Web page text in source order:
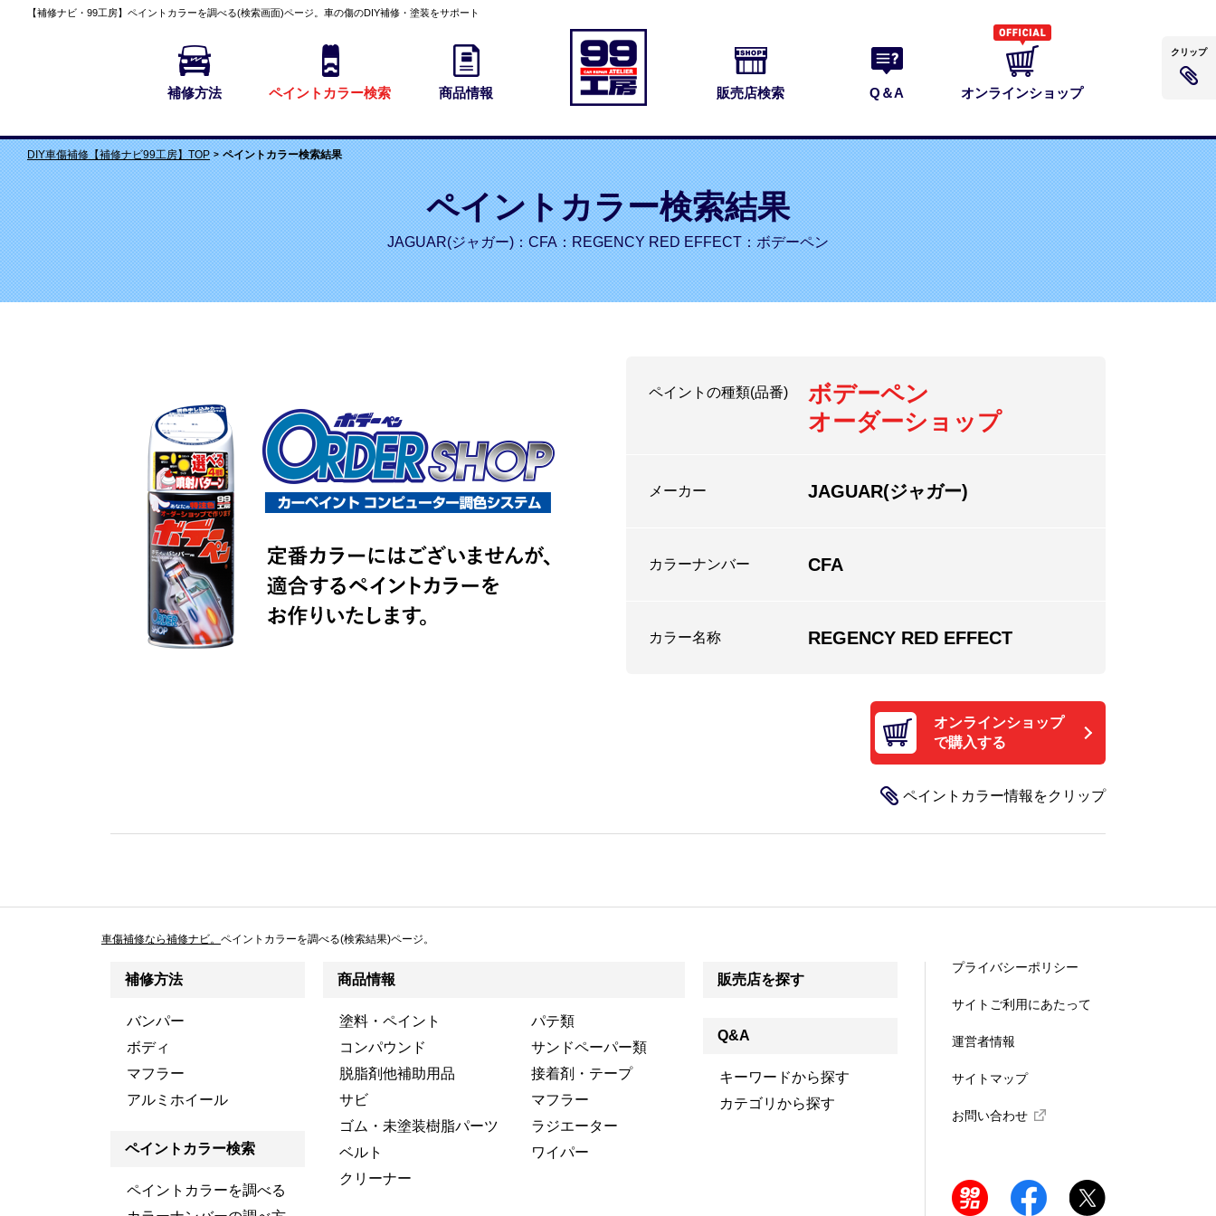
【補修ナビ・99工房】 ペイントカラーを調べる(検索画面)ページ。車の傷のDIY補修・塗装をサポート
補修方法 ペイントカラー検索 商品情報 販売店検索 Q＆A オンラインショップ
DIY車傷補修【補修ナビ99工房】TOP ペイントカラー検索結果
ペイントカラー検索結果
JAGUAR(ジャガー)：CFA：REGENCY RED EFFECT：ボデーペン
ペイントの種類(品番)
ボデーペン
オーダーショップ
メーカー JAGUAR(ジャガー)
カラーナンバー CFA
カラー名称 REGENCY RED EFFECT
オンラインショップ
で購入する
車傷補修なら補修ナビ。 ペイントカラーを調べる(検索結果)ページ。
補修方法
バンパー
ボディ
マフラー
アルミホイール
ペイントカラー検索
ペイントカラーを調べる
商品情報
塗料・ペイント
パテ類
コンパウンド
サンドペーパー類
脱脂剤他補助用品
接着剤・テープ
サビ
マフラー
ゴム・未塗装樹脂パーツ
ラジエーター
ベルト
ワイパー
クリーナー
販売店を探す
Q&A
キーワードから探す
カテゴリから探す
プライバシーポリシー
サイトご利用にあたって
運営者情報
サイトマップ
お問い合わせ
クリップ